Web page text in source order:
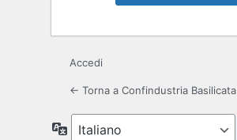
Accedi
← Torna a Confindustria Basilicata
Lingua